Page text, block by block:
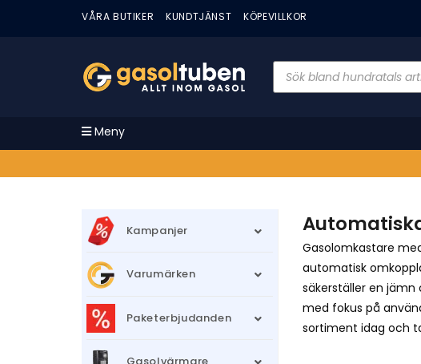
VÅRA BUTIKER KUNDTJÄNST KÖPEVILLKOR
Meny
Gasolomkastare
automatisk
säkerställer en
med fokus på
sortiment idag och
Kampanjer
Varumärken
Paketerbjudanden